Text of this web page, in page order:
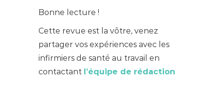
Bonne lecture !
Cette revue est la vôtre, venez
partager vos expériences avec les
infirmiers de santé au travail en
contactant l’équipe de rédaction